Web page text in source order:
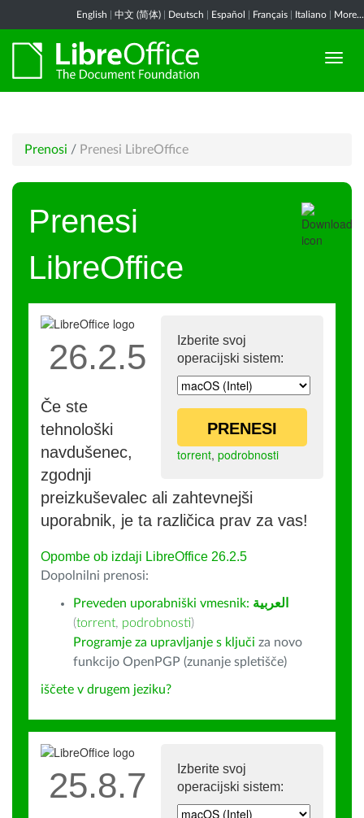
English 中文 (简体) Deutsch Español Français Italiano More...
Prenosi / Prenesi LibreOffice
Prenesi
LibreOffice
Izberite svoj
operacijski sistem:
PRENESI
torrent, podrobnosti
26.2.5
Če ste
tehnološki
navdušenec,
zgodnji
preizkuševalec ali zahtevnejši
uporabnik, je ta različica prav za vas!
Opombe ob izdaji LibreOffice 26.2.5
Dopolnilni prenosi:
Preveden uporabniški vmesnik: العربية
(torrent, podrobnosti)
Programje za upravljanje s ključi za novo
funkcijo OpenPGP (zunanje spletišče)
iščete v drugem jeziku?
Izberite svoj
operacijski sistem:
25.8.7